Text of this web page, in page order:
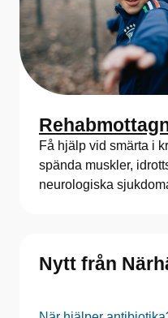
Få hjälp vid smärta i
spända muskler,
neurologiska
Nytt från